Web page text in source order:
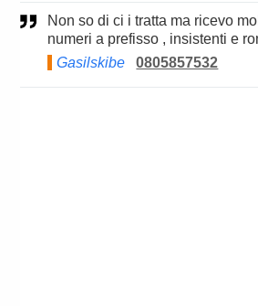
Non so di ci i tratta ma ricevo molter telefonate con
numeri a prefisso , insistenti e
Gasilskibe
0805857532